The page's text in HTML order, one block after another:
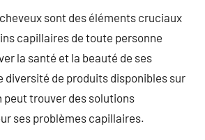
sont des éléments cruciaux
capillaires de toute personne
la santé et la beauté de ses
diversité de produits disponibles sur
peut trouver des solutions
ses problèmes capillaires.